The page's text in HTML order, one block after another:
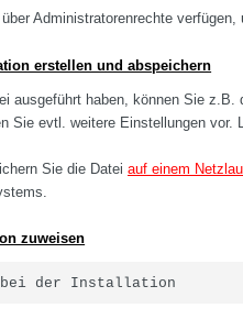
Administratorenrechte
erstellen und abspeichern
ausgeführt haben, können Sie
Sie evtl. weitere Einstellungen
Sie die Dateiauf einem
zuweisen
bei der Installation